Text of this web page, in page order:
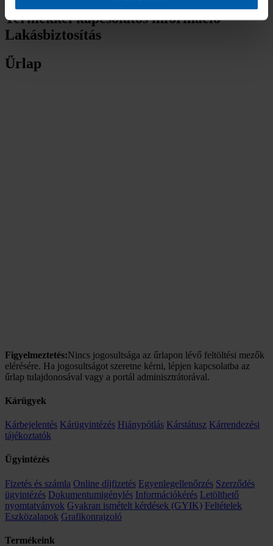
Termékkel kapcsolatos információ -
Lakásbiztosítás
Űrlap
Figyelmeztetés:Nincs jogosultsága az űrlapon lévő feltöltési mezők
elérésére. Ha jogosultságot szeretne kérni, lépjen kapcsolatba az
űrlap tulajdonosával vagy a portál adminisztrátorával.
Kárügyek
Kárbejelentés Kárügyintézés Hiánypótlás Kárstátusz Kárrendezési
tájékoztatók
Ügyintézés
Fizetés és számla Online díjfizetés Egyenlegellenőrzés Szerződés
ügyintézés Dokumentumigénylés Információkérés Letölthető
nyomtatványok Gyakran ismételt kérdések (GYIK) Feltételek
Eszközalapok Grafikonrajzoló
Termékeink